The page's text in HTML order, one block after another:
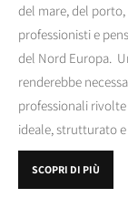
del mare, del
professionisti e
del Nord Europa.
renderebbe
professionali
ideale, strutturato
SCOPRI DI PIÙ